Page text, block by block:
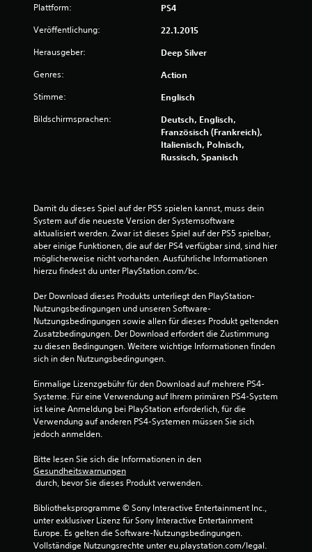
g
Plattform: PS4
Veröffentlichung: 22.1.2015
Herausgeber: Deep Silver
Genres: Action
Stimme: Englisch
Bildschirmsprachen:
Deutsch, Englisch,
Französisch (Frankreich),
Italienisch, Polnisch,
Russisch, Spanisch
Damit du dieses Spiel auf der PS5 spielen kannst, muss dein
System auf die neueste Version der Systemsoftware
aktualisiert werden. Zwar ist dieses Spiel auf der PS5 spielbar,
aber einige Funktionen, die auf der PS4 verfügbar sind, sind hier
möglicherweise nicht vorhanden. Ausführliche Informationen
hierzu findest du unter PlayStation.com/bc.
Der Download dieses Produkts unterliegt den PlayStation-
Nutzungsbedingungen und unseren Software-
Nutzungsbedingungen sowie allen für dieses Produkt geltenden
Zusatzbedingungen. Der Download erfordert die Zustimmung
zu diesen Bedingungen. Weitere wichtige Informationen finden
sich in den Nutzungsbedingungen.
Einmalige Lizenzgebühr für den Download auf mehrere PS4-
Systeme. Für eine Verwendung auf Ihrem primären PS4-System
ist keine Anmeldung bei PlayStation erforderlich, für die
Verwendung auf anderen PS4-Systemen müssen Sie sich
jedoch anmelden.
Bitte lesen Sie sich die Informationen in den
Gesundheitswarnungen
durch, bevor Sie dieses Produkt verwenden.
Bibliotheksprogramme © Sony Interactive Entertainment Inc.,
unter exklusiver Lizenz für Sony Interactive Entertainment
Europe. Es gelten die Software-Nutzungsbedingungen.
Vollständige Nutzungsrechte unter eu.playstation.com/legal.